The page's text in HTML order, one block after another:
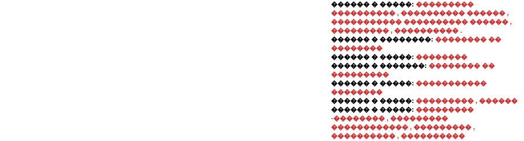
������ � �����: ���������
���������� , ���������� ������ ,
����������� ���������� ������ ,
��������� , ���������� .
������ � ��������: �������� ��
��������
������ � �����: ��������
������ � �������: �������� ��
���������
������ � �����: �����������
��������
������ � �����: ��������� , ������
������ � �����: ���������
-�������� , ���������
������������ , ��������� ,
���������� , ����������